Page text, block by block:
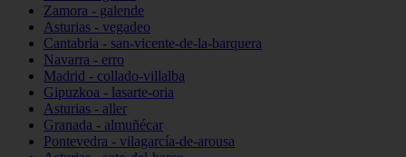
Zamora - galende
Asturias - vegadeo
Cantabria - san-vicente-de-la-barquera
Navarra - erro
Madrid - collado-villalba
Gipuzkoa - lasarte-oria
Asturias - aller
Granada - almuñécar
Pontevedra - vilagarcía-de-arousa